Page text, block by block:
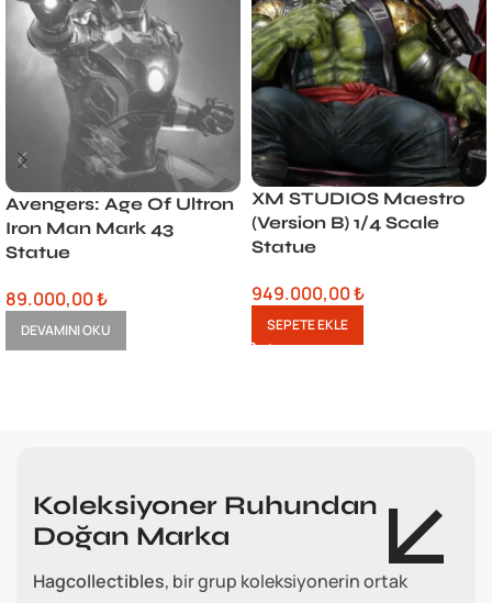
Avengers: Age Of Ultron
Iron Man Mark 43
Statue
89.000,00₺
DEVAMINI OKU
XM STUDIOS Maestro
(Version B) 1/4 Scale
Statue
949.000,00₺
SEPETE EKLE
Koleksiyoner Ruhundan
Doğan Marka
Hagcollectibles, bir grup koleksiyonerin ortak